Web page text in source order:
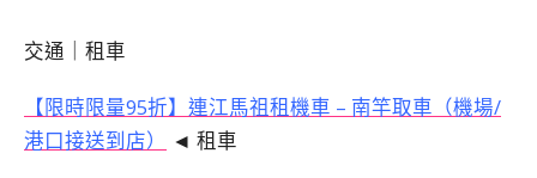
交通｜租車
【限時限量95折】連江馬祖租機車 – 南竿取車（機場/
港口接送到店）
◄ 租車